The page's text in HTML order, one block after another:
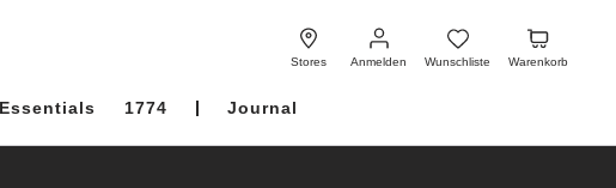
Stores Anmelden
Anmelden
Wunschliste
Wunschliste
Warenkorb
Warenkorb
1774 Journal